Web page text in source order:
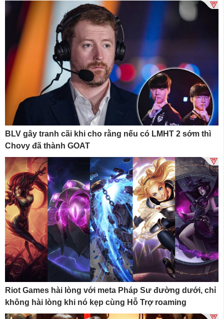
BLV gây tranh cãi khi cho rằng nếu có LMHT 2 sớm thì
Chovy đã thành GOAT
Riot Games hài lòng với meta Pháp Sư đường dưới, chỉ
không hài lòng khi nó kẹp cùng Hỗ Trợ roaming